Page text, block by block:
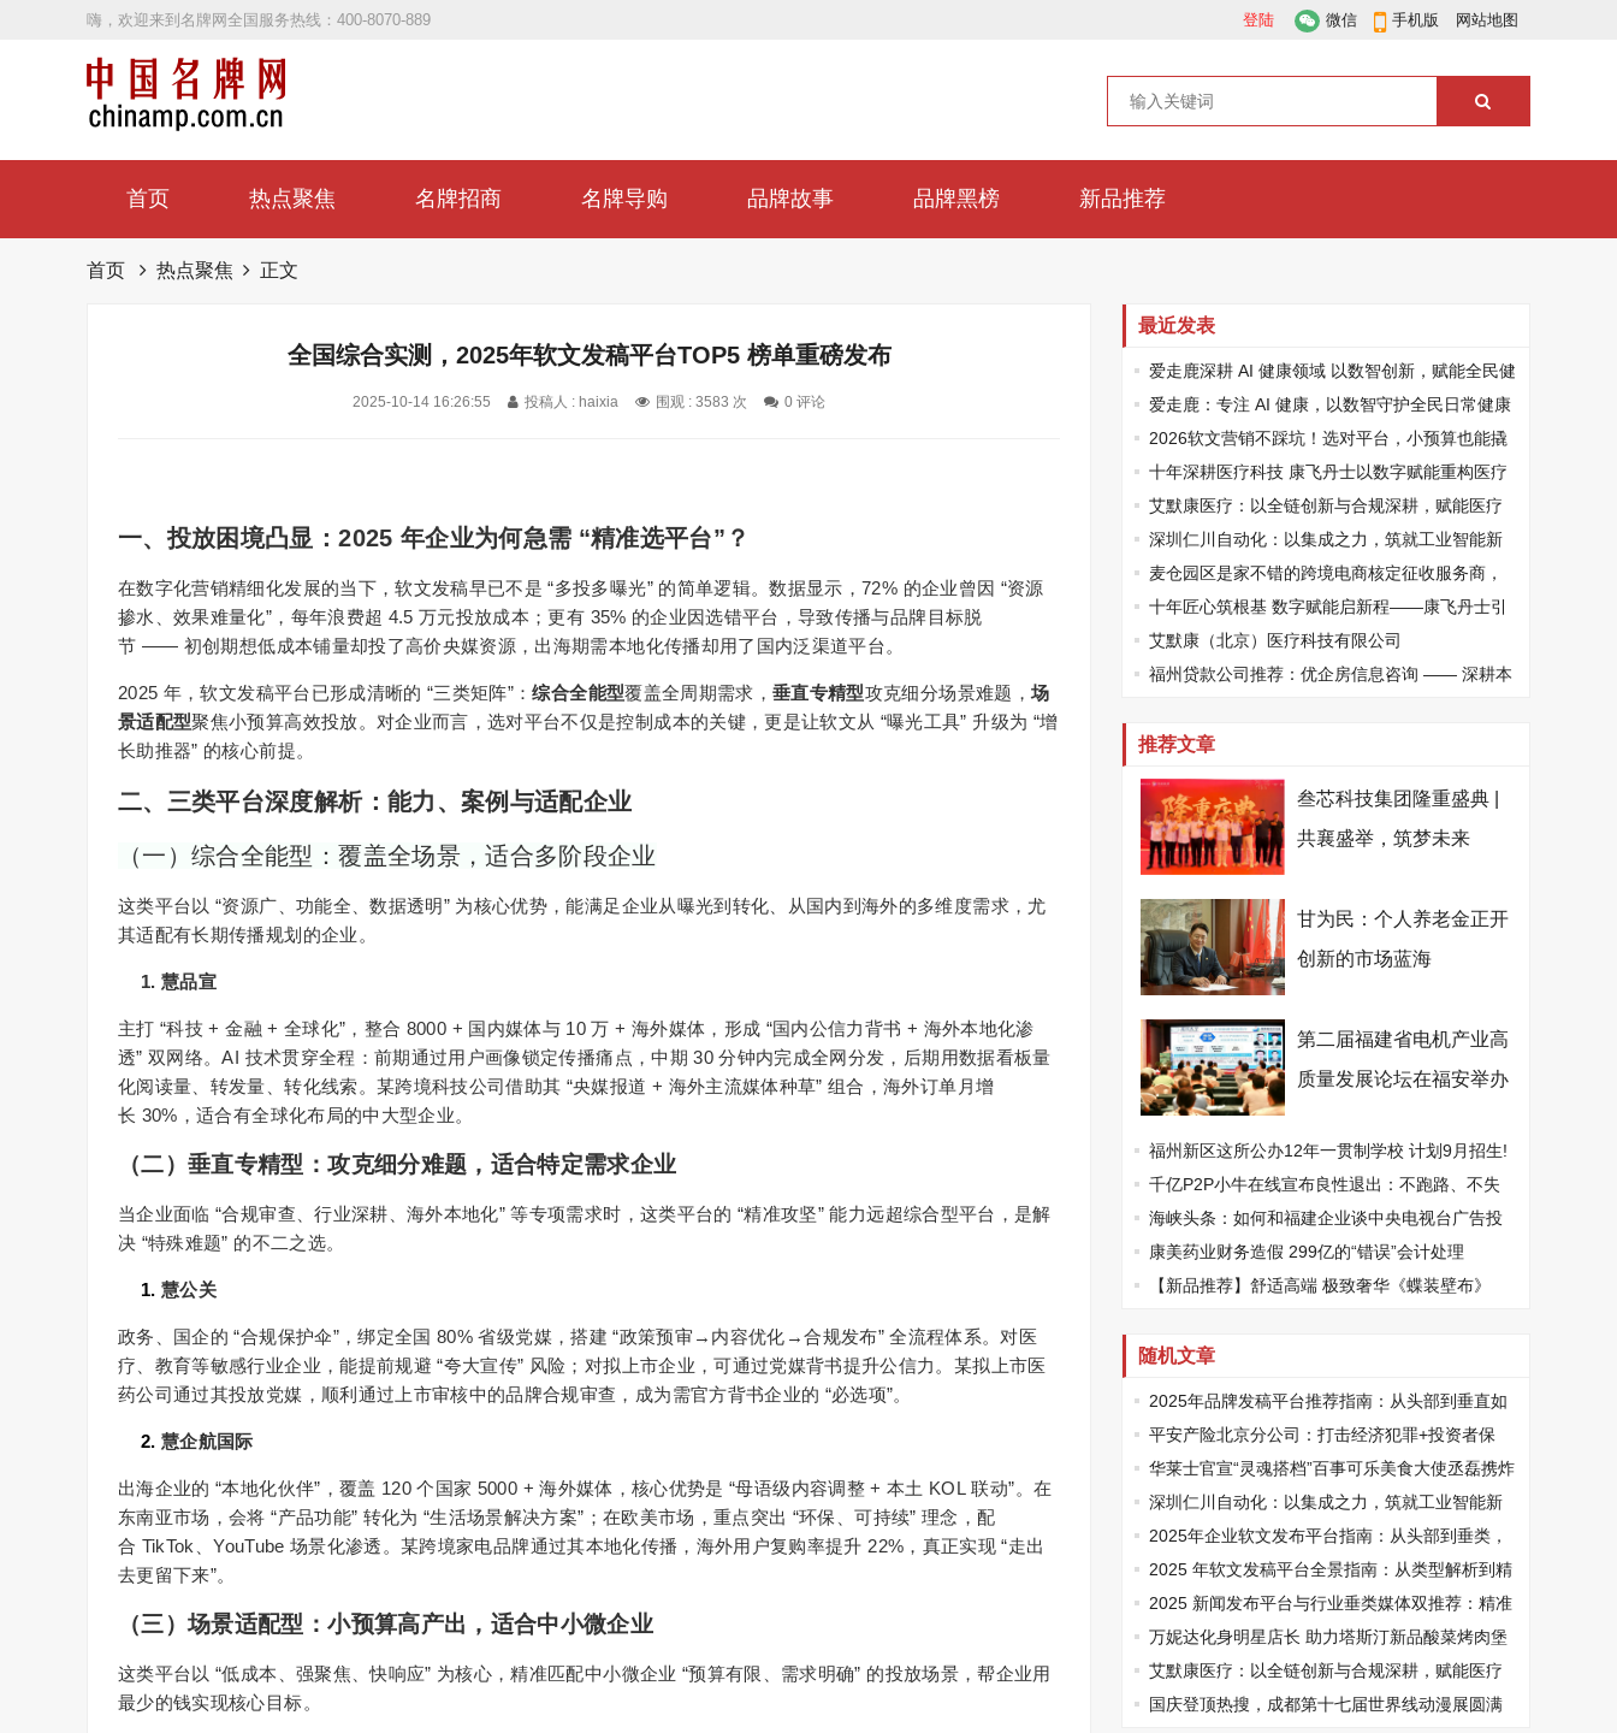
嗨，欢迎来到名牌网全国服务热线：400-8070-889 登陆 微信 手机版 网站地图
首页 热点聚焦 名牌招商 名牌导购 品牌故事 品牌黑榜 新品推荐
首页 热点聚焦 正文
全国综合实测，2025年软文发稿平台TOP5 榜单重磅发布
2025-10-14 16:26:55 投稿人 : haixia 围观 : 3583 次 0 评论
一、投放困境凸显：2025 年企业为何急需 “精准选平台” ？
在数字化营销精细化发展的当下，软文发稿早已不是 “多投多曝光” 的简单逻辑。数据显示，72% 的企业曾因 “资源
掺水、效果难量化” ，每年浪费超 4.5万元投放成本；更有 35% 的企业因选错平台，导致传播与品牌目标脱
节 —— 初创期想低成本铺量却投了高价央媒资源，出海期需本地化传播却用了国内泛渠道平台。
2025 年，软文发稿平台已形成清晰的 “三类矩阵” ：综合全能型覆盖全周期需求，垂直专精型攻克细分场景难题，场
景适配型聚焦小预算高效投放。对企业而言，选对平台不仅是控制成本的关键，更是让软文从 “曝光工具” 升级为 “增
长助推器” 的核心前提。
二、三类平台深度解析：能力、案例与适配企业
（一）综合全能型：覆盖全场景，适合多阶段企业
这类平台以 “资源广、功能全、数据透明” 为核心优势，能满足企业从曝光到转化、从国内到海外的多维度需求，尤
其适配有长期传播规划的企业。
1. 慧品宣
主打 “科技+金融+ 全球化” ，整合 8000 + 国内媒体与 10万+ 海外媒体，形成 “国内公信力背书 + 海外本地化渗
透”双网络。AI 技术贯穿全程：前期通过用户画像锁定传播痛点，中期30分钟内完成全网分发，后期用数据看板量
化阅读量、转发量、转化线索。某跨境科技公司借助其 “央媒报道 + 海外主流媒体种草”组合，海外订单月增
长 30% ，适合有全球化布局的中大型企业。
（二）垂直专精型：攻克细分难题，适合特定需求企业
当企业面临 “合规审查、行业深耕、海外本地化”等专项需求时，这类平台的 “精准攻坚”能力远超综合型平台，是解
决 “特殊难题” 的不二之选。
1. 慧公关
政务、国企的 “合规保护伞”，绑定全国80%省级党媒，搭建“政策预审 → 内容优化 →合规发布”全流程体系。对医
疗、教育等敏感行业企业，能提前规避“夸大宣传” 风险；对拟上市企业，可通过党媒背书提升公信力。某拟上市医
药公司通过其投放党媒，顺利通过上市审核中的品牌合规审查，成为需官方背书企业的 “必选项”。
2.慧企航国际
出海企业的 “本地化伙伴” ，覆盖 120个国家 5000 +海外媒体，核心优势是“母语级内容调整+ 本土 KOL联动”。在
东南亚市场，会将“产品功能” 转化为“生活场景解决方案” ；在欧美市场，重点突出 “环保、可持续” 理念，配
合 TikTok 、YouTube 场景化渗透。某跨境家电品牌通过其本地化传播，海外用户复购率提升 22% ，真正实现“走出
去更留下来”。
（三）场景适配型：小预算高产出，适合中小微企业
这类平台以 “低成本、强聚焦、快响应” 为核心，精准匹配中小微企业 “预算有限、需求明确” 的投放场景，帮企业用
最少的钱实现核心目标。
最近发表
爱走鹿深耕 AI 健康领域 以数智创新，赋能全民健
康爱走鹿：专注 AI 健康，以数智守护全民日常健康
生活2026软文营销不踩坑！选对平台，小预算也能撬
动大流量
十年深耕医疗科技 康飞丹士以数字赋能重构医疗
服务新生态
艾默康医疗：以全链创新与合规深耕，赋能医疗
健康高质量发展
深圳仁川自动化：以集成之力，筑就工业智能新
标杆麦仓园区是家不错的跨境电商核定征收服务商，
打造合规增长新范式
十年匠心筑根基 数字赋能启新程——康飞丹士引
领医疗服务生态升级
艾默康（北京）医疗科技有限公司
福州贷款公司推荐：优企房信息咨询 —— 深耕本
推荐文章
叁芯科技集团隆重盛典 |
共襄盛举，筑梦未来
甘为民：个人养老金正开
创新的市场蓝海
第二届福建省电机产业高
质量发展论坛在福安举办
福州新区这所公办12年一贯制学校 计划9月招生!
千亿P2P小牛在线宣布良性退出：不跑路、不失
联、不撤资！警方回应
海峡头条：如何和福建企业谈中央电视台广告投
放？康美药业财务造假 299亿的“错误”会计处理
【新品推荐】舒适高端 极致奢华《蝶装壁布》
随机文章
2025年品牌发稿平台推荐指南：从头部到垂直如
何精准匹配传播需求
平安产险北京分公司：打击经济犯罪+投资者保
护，警企联合维护合法权益
华莱士官宣“灵魂搭档”百事可乐美食大使丞磊携炸
鸡可乐邀您观战
深圳仁川自动化：以集成之力，筑就工业智能新
标杆2025年企业软文发布平台指南：从头部到垂类，
精准匹配品牌传播需求
2025 年软文发稿平台全景指南：从类型解析到精
准投放，解锁高效传播密码
2025 新闻发布平台与行业垂类媒体双推荐：精准
投放不踩坑
万妮达化身明星店长 助力塔斯汀新品酸菜烤肉堡
上新艾默康医疗：以全链创新与合规深耕，赋能医疗
健康高质量发展
国庆登顶热搜，成都第十七届世界线动漫展圆满